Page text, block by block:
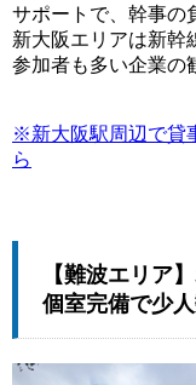
サポートで、幹事の
新大阪エリアは新幹
参加者も多い企業の
※新大阪駅周辺で貸
ら
【難波エリア
個室完備で少